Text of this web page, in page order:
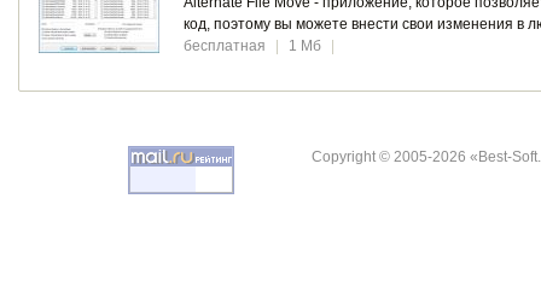
код, поэтому вы можете внести свои изменения в
бесплатная
| 1 Мб |
Copyright © 2005-2026 «Best-